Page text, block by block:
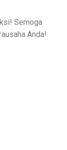
Semoga
Anda!